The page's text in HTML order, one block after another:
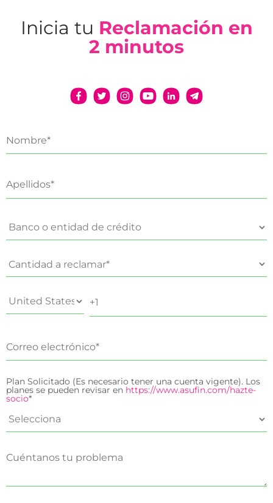
Inicia tu Reclamación en
2 minutos
Plan Solicitado (Es necesario tener una cuenta vigente). Los
planes se pueden revisar en https://www.asufin.com/hazte-
socio*